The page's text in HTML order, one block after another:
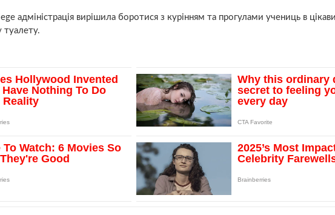
адміністрація вирішила боротися з курінням та прогулами учениць в
туалету.